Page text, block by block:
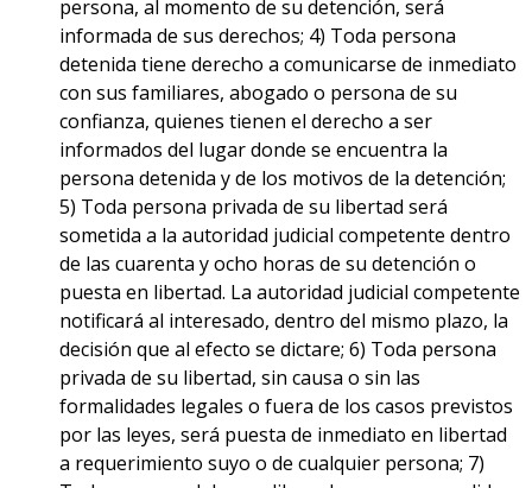
persona, al momento de su detención, será
informada de sus derechos; 4) Toda persona
detenida tiene derecho a comunicarse de inmediato
con sus familiares, abogado o persona de su
confianza, quienes tienen el derecho a ser
informados del lugar donde se encuentra la
persona detenida y de los motivos de la detención;
5) Toda persona privada de su libertad será
sometida a la autoridad judicial competente dentro
de las cuarenta y ocho horas de su detención o
puesta en libertad. La autoridad judicial competente
notificará al interesado, dentro del mismo plazo, la
decisión que al efecto se dictare; 6) Toda persona
privada de su libertad, sin causa o sin las
formalidades legales o fuera de los casos previstos
por las leyes, será puesta de inmediato en libertad
a requerimiento suyo o de cualquier persona; 7)